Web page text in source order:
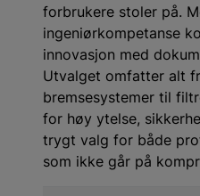
forbrukere stoler på.
ingeniørkompetanse
innovasjon med
Utvalget omfatter alt
bremsesystemer til
for høy ytelse,
trygt valg for både
som ikke går på